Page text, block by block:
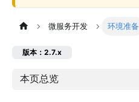
微服务开发 环境准备
版本：2.7.x
本页总览